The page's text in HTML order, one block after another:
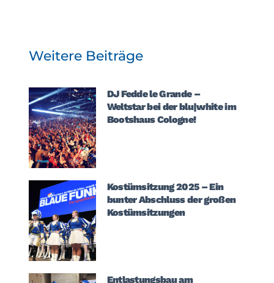
Weitere Beiträge
DJ Fedde le Grande –
Weltstar bei der blu|white im
Bootshaus Cologne!
Kostümsitzung 2025 – Ein
bunter Abschluss der großen
Kostümsitzungen
Entlastungsbau am